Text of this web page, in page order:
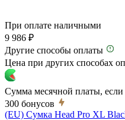
При оплате наличными
9 986 ₽
Другие способы оплаты
Цена при других способах
Сумма месячной платы, если
300 бонусов
(EU) Сумка Head Pro XL